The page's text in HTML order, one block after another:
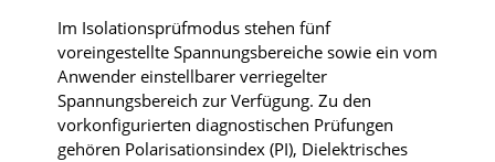
Im Isolationsprüfmodus stehen fünf
voreingestellte Spannungsbereiche sowie ein vom
Anwender einstellbarer verriegelter
Spannungsbereich zur Verfügung. Zu den
vorkonfigurierten diagnostischen Prüfungen
gehören Polarisationsindex (PI), Dielektrisches